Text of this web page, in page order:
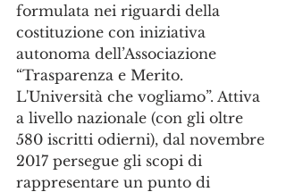
formulata nei riguardi della
costituzione con iniziativa
autonoma dell’Associazione
“Trasparenza e Merito.
L'Università che vogliamo”. Attiva
a livello nazionale (con gli oltre
580 iscritti odierni), dal novembre
2017 persegue gli scopi di
rappresentare un punto di